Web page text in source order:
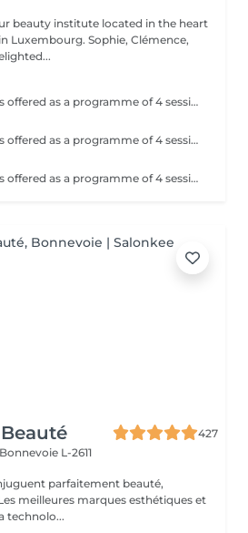
beauty institute located in the heart
Sophie, Clémence,
The Skin Reset Peeling is offered as a programme of 4 sessions, performed every 2 weeks, to progressively stimulate skin renewal and improve overall skin quality. Each session is tailored to your skin's needs and works in a targeted way on radiance, texture, imperfections and uneven skin tone. Over the course of the programme, the skin becomes smoother, brighter and visibly more even. This approach delivers progressive and long-lasting results while respecting your skin's balance and sensitivity. To optimise results, a tailored home skincare routine will be recommended and should be followed before, during and after the programme. Ideal during seasonal changes or when the skin is imbalanced.
The Skin Reset Peeling is offered as a programme of 4 sessions, performed every 2 weeks, to progressively stimulate skin renewal and improve overall skin quality. Each session is tailored to your skin's needs and works in a targeted way on radiance, texture, imperfections and uneven skin tone. Over the course of the programme, the skin becomes smoother, brighter and visibly more even. This approach delivers progressive and long-lasting results while respecting your skin's balance and sensitivity. To optimise results, a tailored home skincare routine will be recommended and should be followed before, during and after the programme. Ideal during seasonal changes or when the skin is imbalanced.
The Skin Reset Peeling is offered as a programme of 4 sessions, performed every 2 weeks, to progressively stimulate skin renewal and improve overall skin quality. Each session is tailored to your skin's needs and works in a targeted way on radiance, texture, imperfections and uneven skin tone. Over the course of the programme, the skin becomes smoother, brighter and visibly more even. This approach delivers progressive and long-lasting results while respecting your skin's balance and sensitivity. To optimise results, a tailored home skincare routine will be recommended and should be followed before, during and after the programme. Ideal during seasonal changes or when the skin is imbalanced.
427
Bonnevoie L-2611
parfaitement beauté,
technolo...